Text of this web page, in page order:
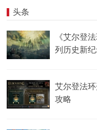
头条
《艾尔登
列历史新
艾尔登法
攻略